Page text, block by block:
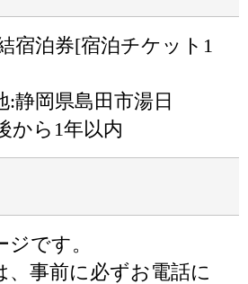
宿泊券[宿泊チケット1
:静岡県島田市湯日
から1年以内
です。
事前に必ずお電話に